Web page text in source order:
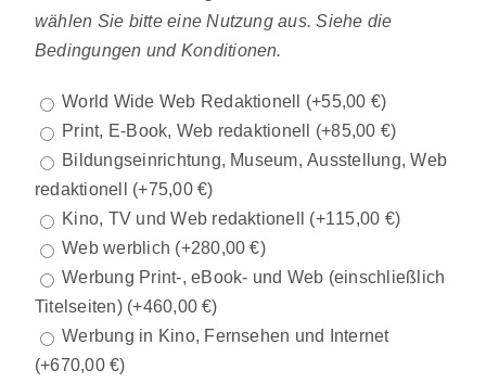
wählen Sie bitte eine Nutzung aus. Siehe die
Bedingungen und Konditionen.
World Wide Web Redaktionell (+55,00 €)
Print, E-Book, Web redaktionell (+85,00 €)
Bildungseinrichtung, Museum, Ausstellung, Web
redaktionell (+75,00 €)
Kino, TV und Web redaktionell (+115,00 €)
Web werblich (+280,00€)
Werbung Print-, eBook- und Web (einschließlich
Titelseiten) (+460,00€)
Werbung in Kino, Fernsehen und Internet
(+670,00€)